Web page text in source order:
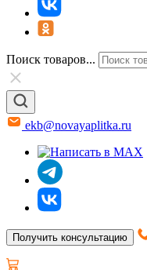
Поиск товаров...
ekb@novayaplitka.ru
Получить консультацию